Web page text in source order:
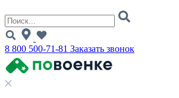
8 800 500-71-81 Заказать звонок